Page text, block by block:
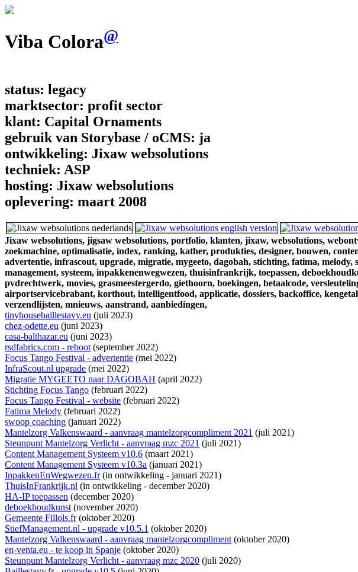
Viba Colora@
status: legacy
marktsector: profit sector
klant: Capital Ornaments
gebruik van Storybase / oCMS: ja
ontwikkeling: Jixaw websolutions
techniek: ASP
hosting: Jixaw websolutions
oplevering: maart 2008
Jixaw websolutions, jigsaw websolutions, portfolio, klanten, jixaw, websolutions,
zoekmachine, optimalisatie, index, ranking, kather, produkties, designer, bouwen,
advertentie, infrascout, upgrade, migratie, mygeeto, dagobah, stichting, fatima, melody,
management, systeem, inpakkenenwegwezen, thuisinfrankrijk, toepassen,
pvdrechtwerk, movies, grasmeestergerdo, giethoorn, boekingen, betaalcode,
airportservicebrabant, korthout, intelligentfood, applicatie, dossiers, backoffice,
verzendlijsten, mnieuws, aanstrand, aanbiedingen,
tinyhousebaillestavy.eu (juli 2023)
chez-odette.eu (juni 2023)
casa-balthazar.eu (juni 2023)
rsdfabrics.com - reboot(september 2022)
Focus Tango Festival - advertentie (mei 2022)
InfraScout.nl upgrade (mei 2022)
Migratie MYGEETO naar DAGOBAH (april 2022)
Stichting Focus Tango (februari 2022)
Focus Tango Festival - website (februari 2022)
Fatima Melody (februari 2022)
swoop coaching (januari 2022)
Mantelzorg Valkenswaard - aanvraag mantelzorgcompliment 2021 (juli 2021)
Steunpunt Mantelzorg Verlicht - aanvraag mzc 2021 (juli 2021)
Content Management Systeem v10.6 (maart 2021)
Content Management Systeem v10.3a (januari 2021)
InpakkenEnWegwezen.fr(in ontwikkeling - januari 2021)
ThuisInFrankrijk.nl (in ontwikkeling - december 2020)
HA-IP toepassen (december 2020)
deboekhoudkunst(november 2020)
Gemeente Fillols.fr(oktober 2020)
StiefManagement.nl - upgrade v10.5.1 (oktober 2020)
Mantelzorg Valkenswaard - aanvraag mantelzorgcompliment(oktober 2020)
en-venta.eu - te koop in Spanje (oktober 2020)
Steunpunt Mantelzorg Verlicht - aanvraag mzc 2020 (juli 2020)